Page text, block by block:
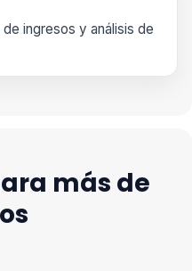
ingresos y análisis de
más de